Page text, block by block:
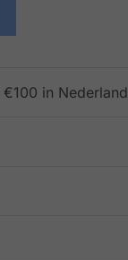
in Nederland